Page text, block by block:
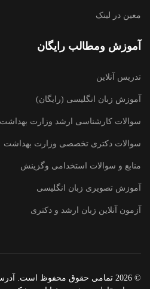
معین در لینک
آموزش ومطالب رایگان
تدریس آنلاین
آموزش زبان انگلیسی (رایگان)
سوالات کارشناسی ارشد وزارت بهداشت
سوالات دکتری تخصصی وزارت بهداشت
منابع و سوالات استخدامی وگزینش
آموزش تصویری زبان انگلیسی
آزمون آنلاین زبان ارشد و دکتری
© 2026 تمامی حقوق محفوظ است.